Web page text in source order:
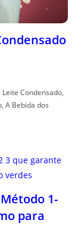
Condensado,
A Bebida dos
1-
para